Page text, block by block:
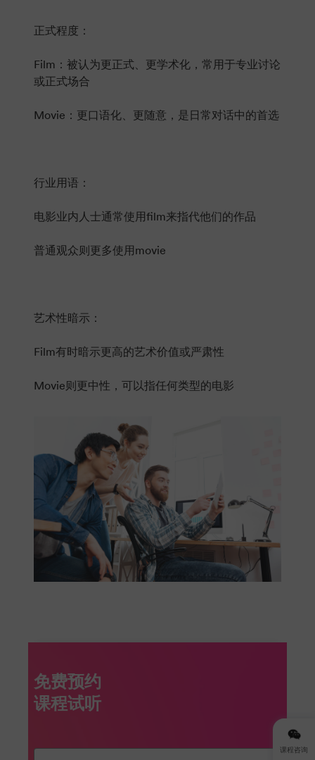
正式程度：
Film：被认为更正式、更学术化，常用于专业讨论
或正式场合
Movie：更口语化、更随意，是日常对话中的首选
行业用语：
电影业内人士通常使用film来指代他们的作品
普通观众则更多使用movie
艺术性暗示：
Film有时暗示更高的艺术价值或严肃性
Movie则更中性，可以指任何类型的电影
免费预约
课程咨询